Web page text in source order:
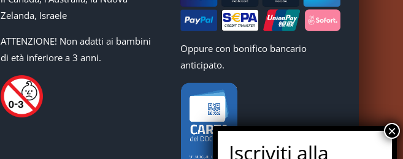
Zelanda, Israele
ATTENZIONE! Non adatti ai bambini
di età inferiore a 3 anni.
Oppure con bonifico bancario
anticipato.